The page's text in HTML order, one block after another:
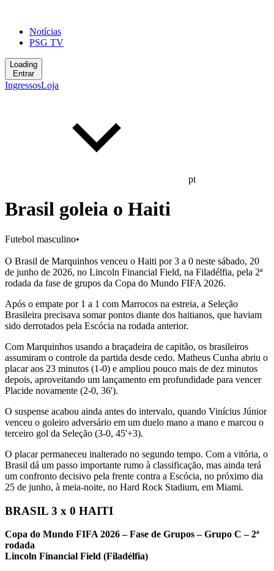
Notícias
PSG TV
Loading
Entrar
IngressosLoja
pt
Brasil goleia o Haiti
Futebol masculino•
O Brasil de Marquinhos venceu o Haiti por 3 a 0 neste sábado, 20
de junho de 2026, no Lincoln Financial Field, na Filadélfia, pela 2ª
rodada da fase de grupos da Copa do Mundo FIFA 2026.
Após o empate por 1 a 1 com Marrocos na estreia, a Seleção
Brasileira precisava somar pontos diante dos haitianos, que haviam
sido derrotados pela Escócia na rodada anterior.
Com Marquinhos usando a braçadeira de capitão, os brasileiros
assumiram o controle da partida desde cedo. Matheus Cunha abriu o
placar aos 23 minutos (1-0) e ampliou pouco mais de dez minutos
depois, aproveitando um lançamento em profundidade para vencer
Placide novamente (2-0, 36').
O suspense acabou ainda antes do intervalo, quando Vinícius Júnior
venceu o goleiro adversário em um duelo mano a mano e marcou o
terceiro gol da Seleção (3-0, 45'+3).
O placar permaneceu inalterado no segundo tempo. Com a vitória, o
Brasil dá um passo importante rumo à classificação, mas ainda terá
um confronto decisivo pela frente contra a Escócia, no próximo dia
25 de junho, à meia-noite, no Hard Rock Stadium, em Miami.
BRASIL 3 x 0 HAITI
Copa do Mundo FIFA 2026 – Fase de Grupos – Grupo C – 2ª
rodada
Lincoln Financial Field (Filadélfia)